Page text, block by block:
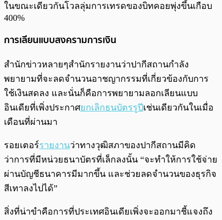
ในขณะเดียวกันโวลลุ่มการเทรดของบิทคอยพุ่งขึ้นเกือบ
400%
การเลียนแบบสงครามการเงิน
สำนักข่าวหลายๆสำนักรายงานว่าปากีสถานกำลัง
พยายามที่จะลดจำนวนอาชญากรรมที่เกี่ยวข้องกับการ
ใช้เงินสดลง และนั่นก็คือการพยายามลอกเลียนแบบ
อินเดียที่เพิ่งประกาศยกเลิกธนบัตรรูปีเช่นเดียวกันในเมื่อ
เดือนที่ผ่านมา
รอยเตอร์รายงานว่าทางวุฒิสภาของปากีสถานมีคิด
ว่าการที่มีหน่วยธนาบัตรที่เล็กลงนั้น “จะทำให้การใช้จ่าย
ผ่านบัญชีธนาคารมีมากขึ้น และช่วยลดจำนวนของธุรกิจ
สีเทาลงไปได้”
สิ่งที่น่าขำคือการที่ประเทศอินเดียเพิ่งจะออกมาชี้แจงถึง